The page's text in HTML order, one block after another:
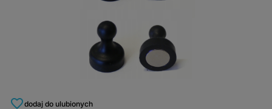
dodaj do ulubionych